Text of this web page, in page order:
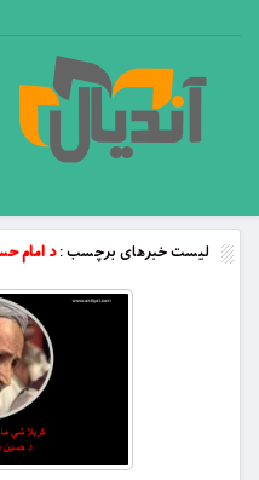
لیست خبرهای برچسب :د امام